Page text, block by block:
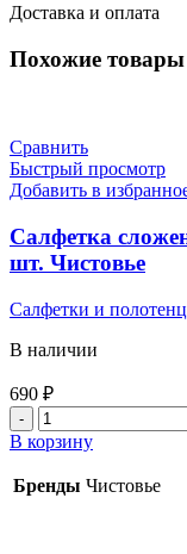
Доставка и оплата
Похожие товары
Сравнить
Быстрый просмотр
Добавить в
Салфетка
шт. Чистовье
Салфетки и
В наличии
690 ₽
Количество
товара
сложение
35*70
В корзину
Бренды Чистовье